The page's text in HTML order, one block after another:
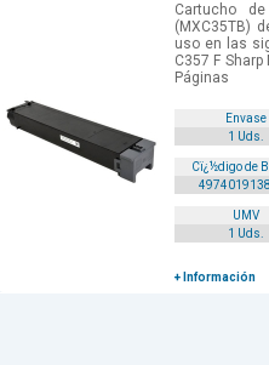
Cartucho
(MXC35TB)
uso en las
C357 F
Páginas
Envase
1 Uds.
Cï¿½digo de
UMV
1 Uds.
+ Información